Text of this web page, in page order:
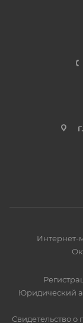
Интернет-
Юридический
Свидетельство о